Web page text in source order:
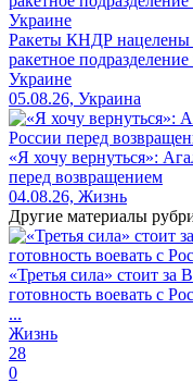
Ракеты КНДР нацелены
ракетное
Украине
05.08.26, Украина
«Я хочу вернуться»:
перед возвращением
04.08.26, Жизнь
Другие материалы
«Третья сила» стоит
готовность воевать с
...
Жизнь
28
0